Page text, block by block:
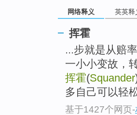
网络释义 英英释
挥霍
...步就是从赔
一小小变故，
挥霍(Squander
多自己可以轻
基于1427个网页-